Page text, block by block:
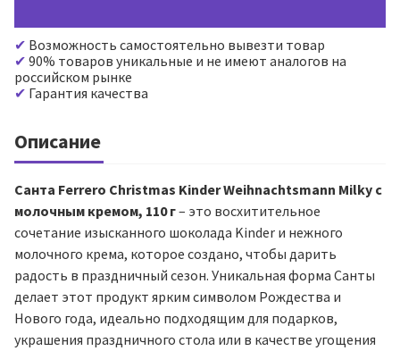
Возможность самостоятельно вывезти товар
90% товаров уникальные и не имеют аналогов на
российском рынке
Гарантия качества
Описание
Санта Ferrero Christmas Kinder Weihnachtsmann Milky с
молочным кремом, 110 г– это восхитительное
сочетание изысканного шоколада Kinder и нежного
молочного крема, которое создано, чтобы дарить
радость в праздничный сезон. Уникальная форма Санты
делает этот продукт ярким символом Рождества и
Нового года, идеально подходящим для подарков,
украшения праздничного стола или в качестве угощения